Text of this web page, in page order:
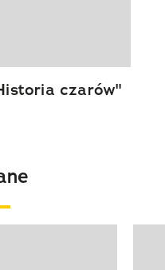
czarów"